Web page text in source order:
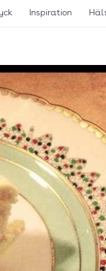
Inspiration